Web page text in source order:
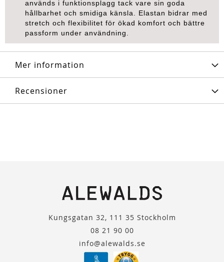
används i funktionsplagg tack vare sin goda
hållbarhet och smidiga känsla. Elastan bidrar med
stretch och flexibilitet för ökad komfort och bättre
passform under användning.
Mer information
Recensioner
Kungsgatan 32, 111 35 Stockholm
08 21 90 00
info@alewalds.se